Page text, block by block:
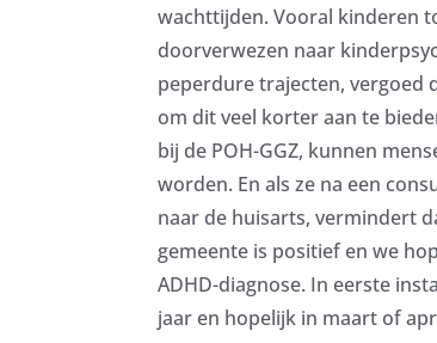
wachttijden. Vooral kinderen
doorverwezen naar
peperdure trajecten, vergoed
om dit veel korter aan te
bij de POH-GGZ, kunnen
worden. En als ze na een
naar de huisarts, vermindert
gemeente is positief en we
ADHD-diagnose. In eerste
jaar en hopelijk in maart of